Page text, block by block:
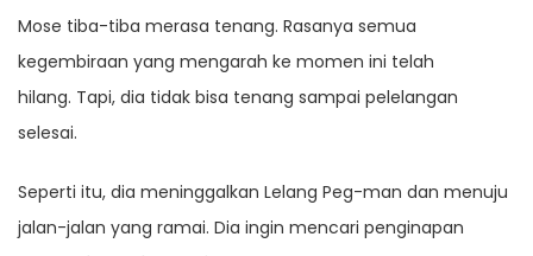
Mose tiba-tiba merasa tenang. Rasanya semua
kegembiraan yang mengarah ke momen ini telah
hilang. Tapi, dia tidak bisa tenang sampai pelelangan
selesai.
Seperti itu, dia meninggalkan Lelang Peg-man dan menuju
jalan-jalan yang ramai. Dia ingin mencari penginapan